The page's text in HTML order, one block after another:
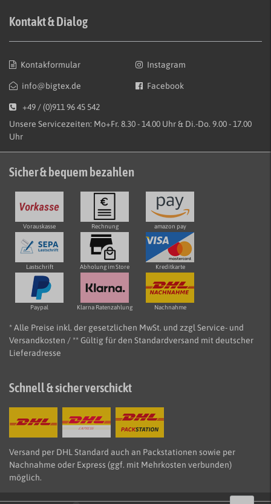
Kontakt & Dialog
Kontakformular
info@bigtex.de
Instagram
Facebook
+49 / (0)911 96 45 542
Unsere Servicezeiten: Mo+Fr. 8.30 - 14.00 Uhr & Di.-Do. 9.00 - 17.00
Uhr
Sicher & bequem bezahlen
Vorauskasse Rechnung amazon pay
Lastschrift Abholung im Store Kreditkarte
Paypal Klarna Ratenzahlung Nachnahme
* Alle Preise inkl. der gesetzlichen MwSt. und zzgl Service- und
Versandkosten / ** Gültig für den Standardversand mit deutscher
Lieferadresse
Schnell & sicher verschickt
Versand per DHL Standard auch an Packstationen sowie per
Nachnahme oder Express (ggf. mit Mehrkosten verbunden)
möglich.